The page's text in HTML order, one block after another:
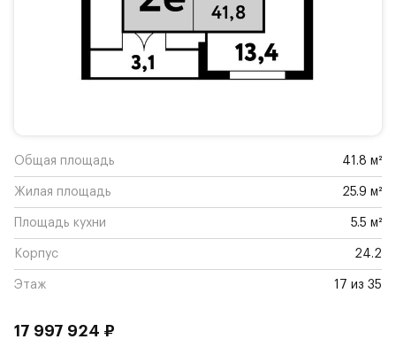
Общая площадь 41.8 м²
Жилая площадь 25.9 м²
Площадь кухни 5.5 м²
Корпус 24.2
Этаж 17 из 35
17 997 924 ₽